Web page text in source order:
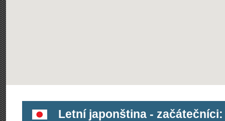
Letní japonština - začátečníci: